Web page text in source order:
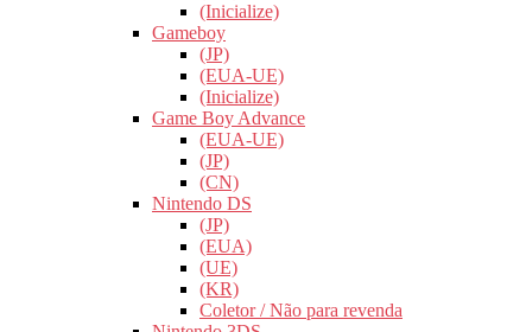
(Inicialize)
Gameboy
(JP)
(EUA-UE)
(Inicialize)
Game Boy Advance
(EUA-UE)
(JP)
(CN)
Nintendo DS
(JP)
(EUA)
(UE)
(KR)
Coletor / Não para revenda